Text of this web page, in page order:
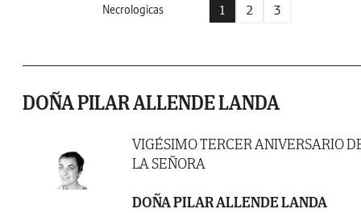
Necrologicas 1 2 3
DOÑA PILAR ALLENDE LANDA
VIGÉSIMO TERCER ANIVERSARIO
LA SEÑORA
DOÑA PILAR ALLENDE LANDA